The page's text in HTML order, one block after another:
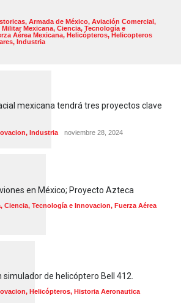
, Armada de México, Aviación Comercial,
Mexicana, Ciencia, Tecnología e
Aérea Mexicana, Helicópteros, Helicopteros
, Industria
mexicana tendrá tres proyectos clave
, Industria noviembre 28, 2024
en México; Proyecto Azteca
, Ciencia, Tecnología e Innovacion, Fuerza Aérea
simulador de helicóptero Bell 412.
, Helicópteros, Historia Aeronautica